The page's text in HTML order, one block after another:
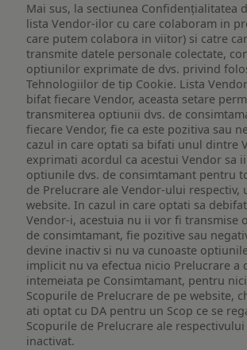
Mai sus, la sectiunea Confidențialitatea
lista Vendor-ilor cu care colaboram in
care putem colabora in viitor) si catre
transmite datele personale colectate,
optiunilor exprimate de dvs. privind
Tehnologiilor de tip Cookie. Lista
bifat fiecare Vendor, aceasta setare
transmiterea optiunii dvs. de
fiecare Vendor, fie ca este pozitiva sau
cazul in care optati sa bifati unul dintre
exprimati acordul ca acestui Vendor sa
optiunile dvs. de consimtamant pentru
de Prelucrare ale Vendor-ului respectiv,
website. In cazul in care optati sa
Vendor-i, acestuia nu ii vor fi transmise
de consimtamant, fie pozitive sau
devine inactiv si nu va cunoaste
implicit nu va efectua nicio Prelucrare a
intemeiata pe Consimtamant, pentru
Scopurile de Prelucrare de pe website,
ati optat cu DA pentru un Scop ce se
Scopurile de Prelucrare ale
inactivat.